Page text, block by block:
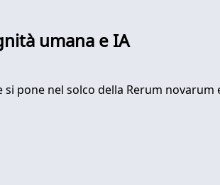
umana e IA
pone nel solco della Rerum novarum